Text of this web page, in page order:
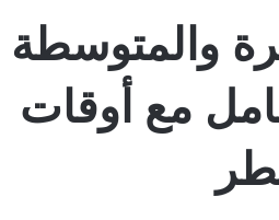
والمتوسطة
مع أوقات